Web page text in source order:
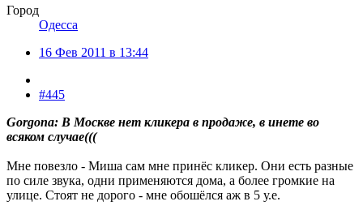
Город
Одесса
16 Фев 2011 в 13:44
#445
Gorgona: В Москве нет кликера в продаже, в инете во
всяком случае(((
Мне повезло - Миша сам мне принёс кликер. Они есть разные
по силе звука, одни применяются дома, а более громкие на
улице. Стоят не дорого - мне обошёлся аж в 5 у.е.